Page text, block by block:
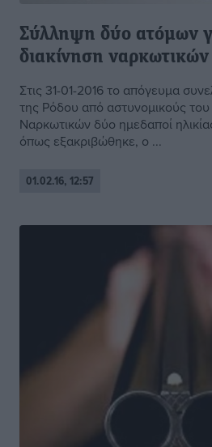
Σύλληψη δύο ατόμων
διακίνηση ναρκωτικών
Στις 31-01-2016 το απόγευμα
της Ρόδου από αστυνομικούς
Ναρκωτικών δύο ημεδαποί
όπως εξακριβώθηκε, ο ...
01.02.16, 12:57